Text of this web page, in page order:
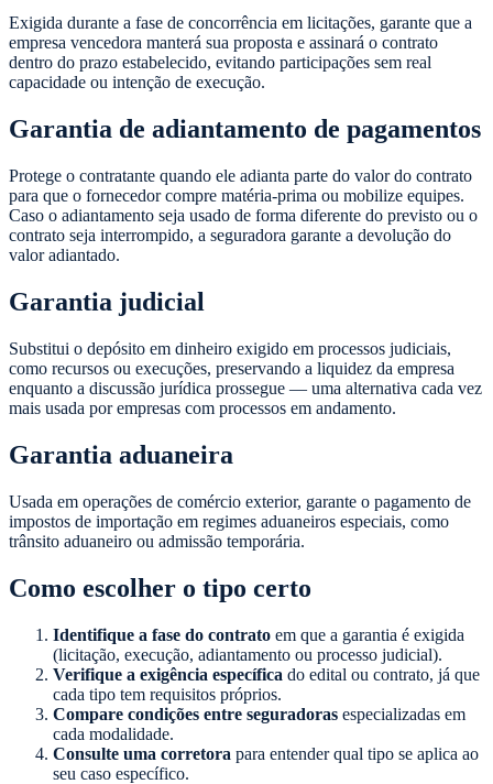
Exigida durante a fase de concorrência em licitações, garante que a
empresa vencedora manterá sua proposta e assinará o contrato
dentro do prazo estabelecido, evitando participações sem real
capacidade ou intenção de execução.
Garantia de adiantamento de pagamentos
Protege o contratante quando ele adianta parte do valor do contrato
para que o fornecedor compre matéria-prima ou mobilize equipes.
Caso o adiantamento seja usado de forma diferente do previsto ou o
contrato seja interrompido, a seguradora garante a devolução do
valor adiantado.
Garantia judicial
Substitui o depósito em dinheiro exigido em processos judiciais,
como recursos ou execuções, preservando a liquidez da empresa
enquanto a discussão jurídica prossegue — uma alternativa cada vez
mais usada por empresas com processos em andamento.
Garantia aduaneira
Usada em operações de comércio exterior, garante o pagamento de
impostos de importação em regimes aduaneiros especiais, como
trânsito aduaneiro ou admissão temporária.
Como escolher o tipo certo
Identifique a fase do contrato em que a garantia é exigida
(licitação, execução, adiantamento ou processo judicial).
Verifique a exigência específica do edital ou contrato, já que
cada tipo tem requisitos próprios.
Compare condições entre seguradoras especializadas em
cada modalidade.
Consulte uma corretora para entender qual tipo se aplica ao
seu caso específico.